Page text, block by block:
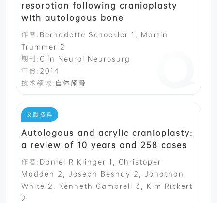
resorption following cranioplasty
with autologous bone
作者: Bernadette Schoekler 1, Martin
Trummer 2
期刊:Clin Neurol Neurosurg
年份: 2014
技术领域: 自体颅骨
文献资料
Autologous and acrylic cranioplasty:
a review of 10 years and 258 cases
作者: Daniel R Klinger 1, Christoper
Madden 2, Joseph Beshay 2, Jonathan
White 2, Kenneth Gambrell 3, Kim Rickert
2